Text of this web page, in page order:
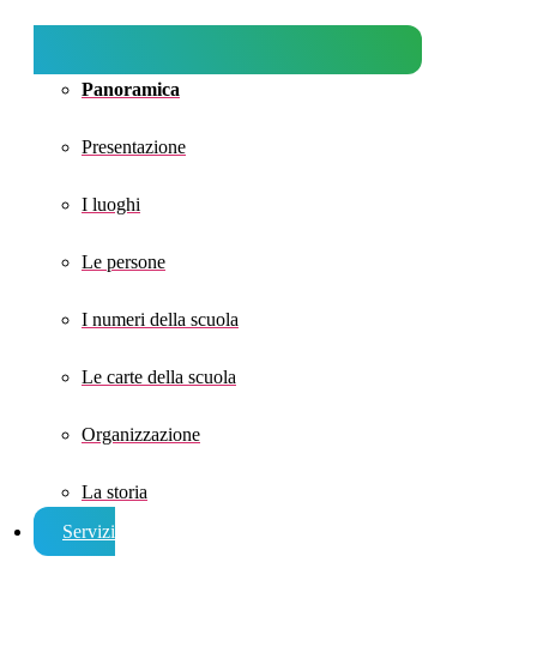
Panoramica
Presentazione
I luoghi
Le persone
I numeri della scuola
Le carte della scuola
Organizzazione
La storia
Servizi